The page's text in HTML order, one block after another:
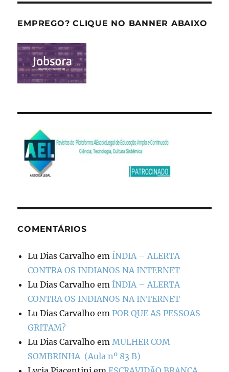
EMPREGO? CLIQUE NO BANNER ABAIXO
COMENTÁRIOS
Lu Dias Carvalho em ÍNDIA – ALERTA
CONTRA OS INDIANOS NA INTERNET
Lu Dias Carvalho em ÍNDIA – ALERTA
CONTRA OS INDIANOS NA INTERNET
Lu Dias Carvalho em POR QUE AS PESSOAS
GRITAM?
Lu Dias Carvalho em MULHER COM
SOMBRINHA (Aula nº 83 B)